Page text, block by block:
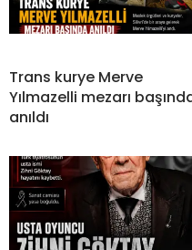
Trans kurye Merve
Yılmazelli mezarı
anıldı